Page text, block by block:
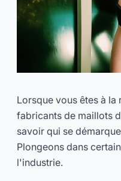
Lorsque vous êtes à
fabricants de maillots
savoir qui se
Plongeons dans
l'industrie.